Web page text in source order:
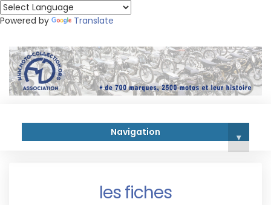
Powered by Translate
Navigation ▾
les fiches